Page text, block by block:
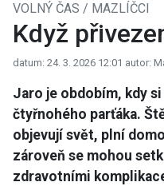
VOLNÝ ČAS / MAZLÍČCI
Když
datum: 24. 3. 2026 12:01 autor:
Jaro je obdobím, kdy
čtyřnohého parťáka.
objevují svět, plní
zároveň se mohou
zdravotními